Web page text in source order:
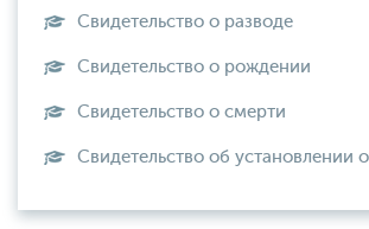
Свидетельство о разводе
Свидетельство о рождении
Свидетельство о смерти
Свидетельство об установлении